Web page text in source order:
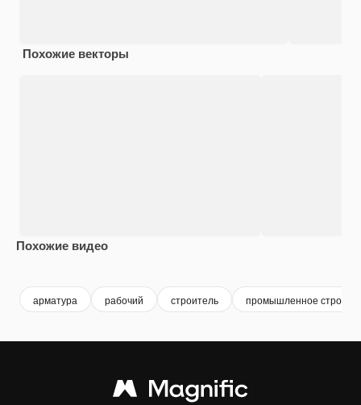
Похожие векторы
Похожие видео
арматура рабочий строитель промышленное